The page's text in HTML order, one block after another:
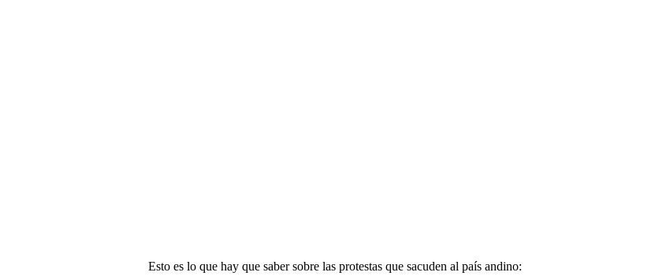
Esto es lo que hay que saber sobre las protestas que sacuden al país andino: